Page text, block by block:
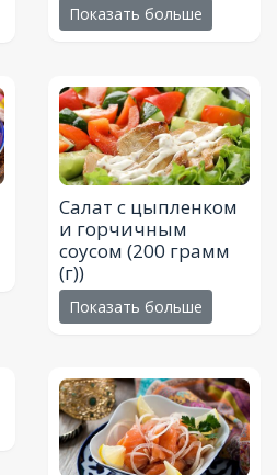
Показать больше
Салат с цыпленком
и горчичным
соусом (200 грамм
(г))
Показать больше